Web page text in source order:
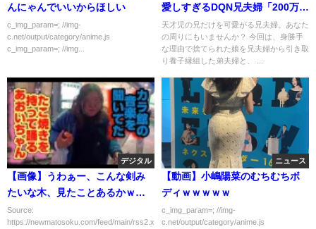
んにゃんでいいからほしい
c_img_param=; //img-
c.net/output/category/anime.js
c_img_param=; //img...
愛しすぎるDQN兄夫婦「200万円
でこの子(娘)を好きにして！」
→15年後困り果てた自己中な兄
夫婦から連絡が来たが・・【ス
天才児の兄だけを可愛がる兄夫婦。あなた
の周りにもいませんか？ 今回は、身勝手
な理由で捨てられた娘を兄夫婦から引き取
り養子縁組した弟夫婦と、 ...
デジタル
【画像】うわぁー、こんな剣み
たいな木、見たことあるかｗｗ
ｗｗｗｗｗｗ
Source:
https://newmatosoku.com/feed/main/rss2.xml...
ニュース
【動画】小嶋陽菜のむちむちボ
ディｗｗｗｗｗ
c_img_param=; //img-
c.net/output/category/anime.js